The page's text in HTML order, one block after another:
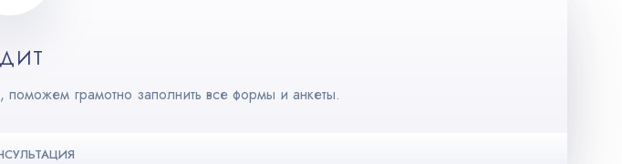
грамотно заполнить все формы и анкеты.